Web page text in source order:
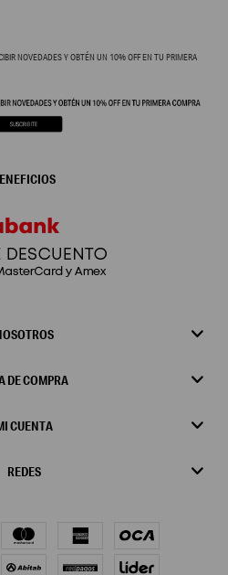
NOVEDADES Y OBTÉN UN 10% OFF EN TU PRIMERA
DE COMPRA
CUENTA
REDES